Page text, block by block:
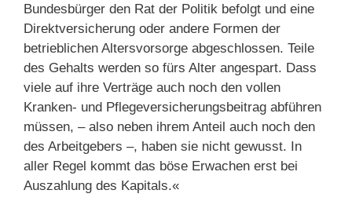
Bundesbürger den Rat der Politik befolgt und eine
Direktversicherung oder andere Formen der
betrieblichen Altersvorsorge abgeschlossen. Teile
des Gehalts werden so fürs Alter angespart. Dass
viele auf ihre Verträge auch noch den vollen
Kranken- und Pflegeversicherungsbeitrag abführen
müssen, – also neben ihrem Anteil auch noch den
des Arbeitgebers –, haben sie nicht gewusst. In
aller Regel kommt das böse Erwachen erst bei
Auszahlung des Kapitals.«